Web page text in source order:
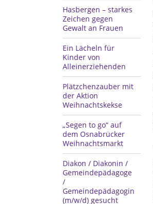
Hasbergen – starkes
Zeichen gegen
Gewalt an Frauen
Ein Lächeln für
Kinder von
Alleinerziehenden
Plätzchenzauber mit
der Aktion
Weihnachtskekse
„Segen to go“ auf
dem Osnabrücker
Weihnachtsmarkt
Diakon / Diakonin /
Gemeindepädagoge
/
Gemeindepädagogin
(m/w/d) gesucht